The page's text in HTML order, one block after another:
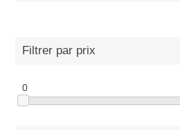
Filtrer par prix
0